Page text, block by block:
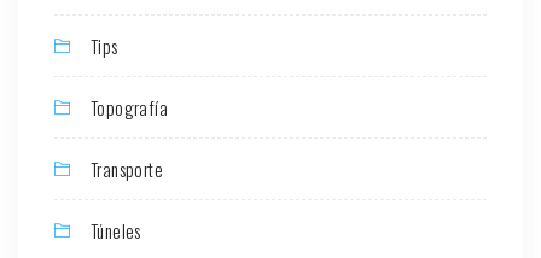
Tips
Topografía
Transporte
Túneles